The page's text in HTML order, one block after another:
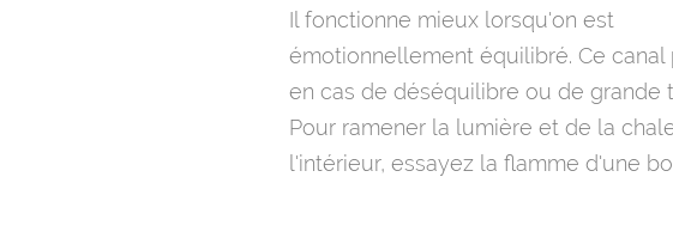
Il fonctionne mieux lorsqu'on est
émotionnellement équilibré. Ce canal
en cas de déséquilibre ou de grande
Pour ramener la lumière et de la
l'intérieur, essayez la flamme d'une